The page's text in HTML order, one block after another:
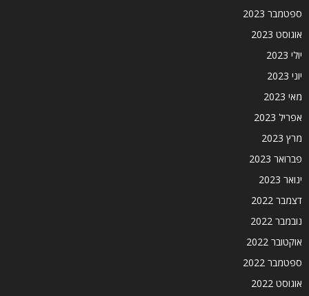
ספטמבר 2023
אוגוסט 2023
יולי 2023
יוני 2023
מאי 2023
אפריל 2023
מרץ 2023
פברואר 2023
ינואר 2023
דצמבר 2022
נובמבר 2022
אוקטובר 2022
ספטמבר 2022
אוגוסט 2022